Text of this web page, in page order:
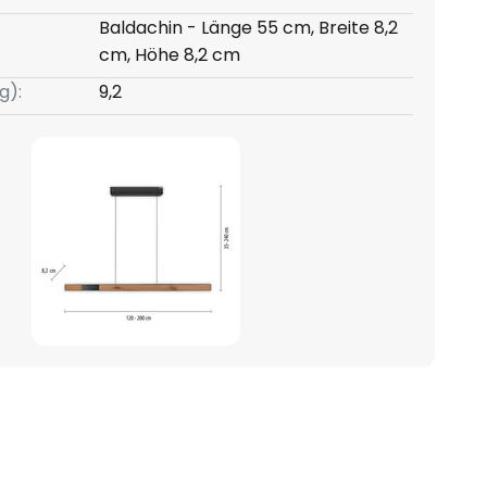
Baldachin - Länge 55 cm, Breite 8,2
cm, Höhe 8,2 cm
9,2